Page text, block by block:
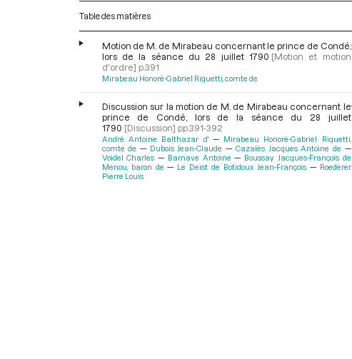
Table des matières
Motion de M. de Mirabeau concernant le prince de Condé,
lors de la séance du 28 juillet 1790 [Motion et motion
d'ordre] p.391
Mirabeau Honoré-Gabriel Riquetti, comte de
Discussion sur la motion de M. de Mirabeau concernant le
prince de Condé, lors de la séance du 28 juillet
1790 [Discussion] pp.391-392
André Antoine Balthazar d'
Mirabeau Honoré-Gabriel Riquetti,
comte de
Dubois Jean-Claude
Cazalès Jacques Antoine de
Voidel Charles
Barnave Antoine
Boussay Jacques-François de
Menou, baron de
Le Deist de Botidoux Jean-François
Roederer
Pierre Louis